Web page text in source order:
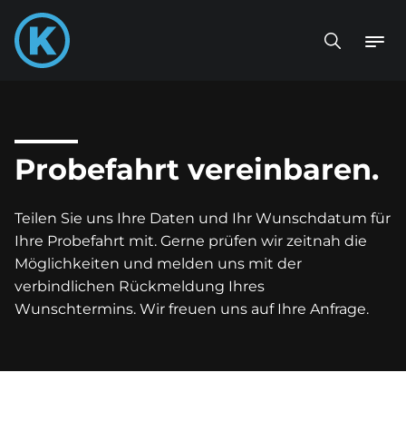
Probefahrt vereinbaren.
Teilen Sie uns Ihre Daten und Ihr Wunschdatum für
Ihre Probefahrt mit. Gerne prüfen wir zeitnah die
Möglichkeiten und melden uns mit der
verbindlichen Rückmeldung Ihres
Wunschtermins. Wir freuen uns auf Ihre Anfrage.